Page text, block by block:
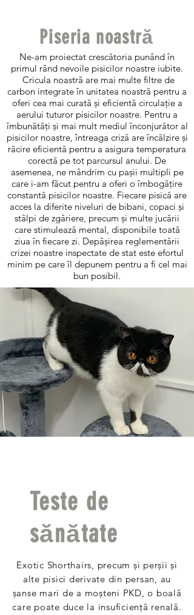
Piseria noastră
Ne-am proiectat crescătoria punând în
primul rând nevoile pisicilor noastre iubite.
Cricula noastră are mai multe filtre de
carbon integrate în unitatea noastră pentru a
oferi cea mai curată și eficientă circulație a
aerului tuturor pisicilor noastre. Pentru a
îmbunătăți și mai mult mediul înconjurător al
pisicilor noastre, întreaga criză are încălzire și
răcire eficientă pentru a asigura temperatura
corectă pe tot parcursul anului. De
asemenea, ne mândrim cu pașii multipli pe
care i-am făcut pentru a oferi o îmbogățire
constantă pisicilor noastre. Fiecare pisică are
acces la diferite niveluri de bibani, copaci și
stâlpi de zgâriere, precum și multe jucării
care stimulează mental, disponibile toată
ziua în fiecare zi. Depășirea reglementării
crizei noastre inspectate de stat este efortul
minim pe care îl depunem pentru a fi cel mai
bun posibil.
Teste de
sănătate
Exotic Shorthairs, precum și perșii și
alte pisici derivate din persan, au
șanse mari de a moșteni PKD, o boală
care poate duce la insuficiență renală.